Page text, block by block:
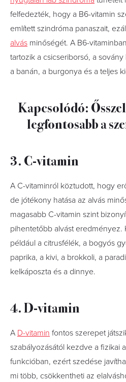
felfedezték, hogy a B6-vitamin
említett szindróma panaszait,
alvás minőségét. A B6-
tartozik a csicseriborsó, a
a banán, a burgonya és a teljes
Kapcsolódó:
legfontosabb a
3. C-vitamin
A C-vitaminról köztudott, hogy
de jótékony hatása az alvás
magasabb C-vitamin szint
pihentetőbb alvást eredményez.
például a citrusfélék, a bogyós
paprika, a kivi, a brokkoli, a
kelkáposzta és a dinnye.
4. D-vitamin
A D-vitamin fontos szerepet
szabályozásától kezdve a fizikai
funkcióban, ezért szedése
mi több, csökkentheti az